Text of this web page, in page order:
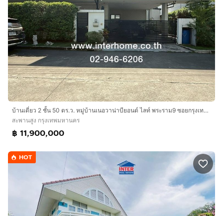
บ้านเดี่ยว 2 ชั้น 50 ตร.ว. หมู่บ้านเนอวาน่าบียอนด์ ไลท์ พระราม9 ซอยกรุงเทพกรีฑา32 ถนนพระราม9 ถนนศรีนครินทร์-บางกะปิ เขตสะพานสูง กรุงเทพมหานค
สะพานสูง กรุงเทพมหานคร
฿ 11,900,000
HOT